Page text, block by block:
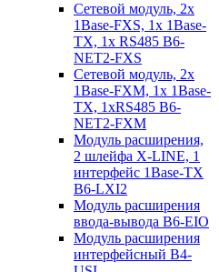
Сетевой модуль, 2x
1Base-FXS, 1x 1Base-
TX, 1x RS485 B6-
NET2-FXS
Сетевой модуль, 2x
1Base-FXM, 1x 1Base-
TX, 1xRS485 B6-
NET2-FXM
Модуль расширения,
2 шлейфа X-LINE, 1
интерфейс 1Base-TX
B6-LXI2
Модуль расширения
ввода-вывода B6-EIO
Модуль расширения
интерфейсный B4-